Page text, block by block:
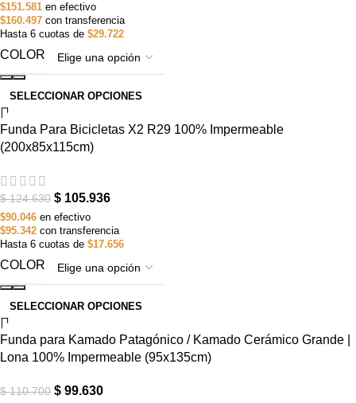
$151.581 en efectivo
$160.497 con transferencia
Hasta 6 cuotas de $29.722
COLOR
SELECCIONAR OPCIONES
Funda Para Bicicletas X2 R29 100% Impermeable
(200x85x115cm)
$124.630 $ 105.936
$90.046 en efectivo
$95.342 con transferencia
Hasta 6 cuotas de $17.656
COLOR
SELECCIONAR OPCIONES
AGOTADO
Funda para Kamado Patagónico / Kamado Cerámico Grande |
Lona 100% Impermeable (95x135cm)
$110.700 $ 99.630